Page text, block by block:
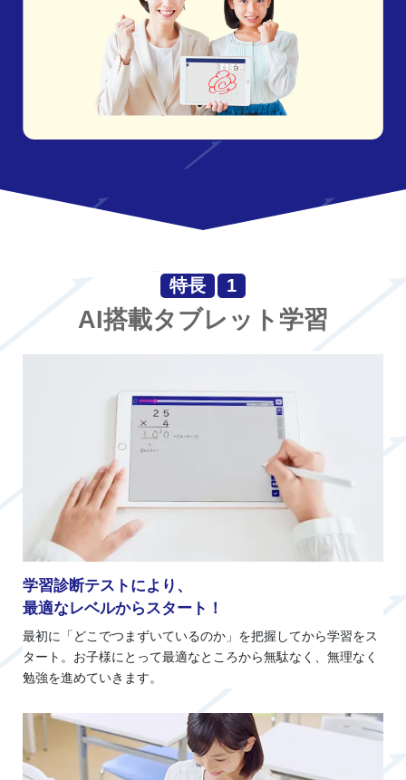
特長 1
AI搭載タブレット学習
学習診断テストにより、
最適なレベルからスタート！
最初に「どこでつまずいているのか」を把握してから学習をス
タート。お子様にとって最適なところから無駄なく、無理なく
勉強を進めていきます。